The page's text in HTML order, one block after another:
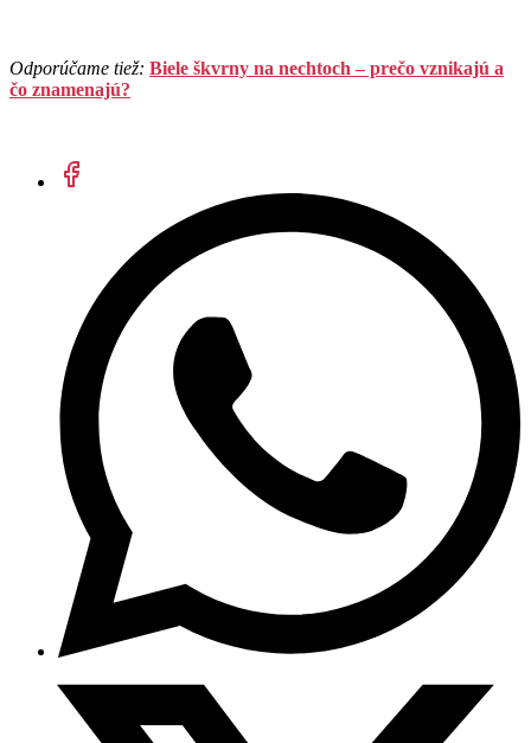
Odporúčame tiež: Biele škvrny na nechtoch – prečo vznikajú a
čo znamenajú?